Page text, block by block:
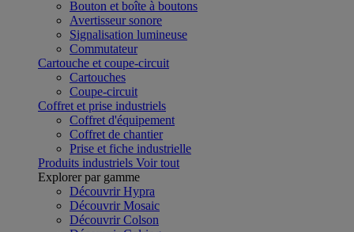
Bouton et boîte à boutons
Avertisseur sonore
Signalisation lumineuse
Commutateur
Cartouche et coupe-circuit
Cartouches
Coupe-circuit
Coffret et prise industriels
Coffret d'équipement
Coffret de chantier
Prise et fiche industrielle
Produits industriels Voir tout
Explorer par gamme
Découvrir Hypra
Découvrir Mosaic
Découvrir Colson